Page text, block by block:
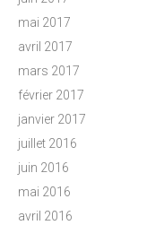
mai 2017
avril 2017
mars 2017
février 2017
janvier 2017
juillet 2016
juin 2016
mai 2016
avril 2016